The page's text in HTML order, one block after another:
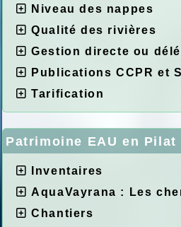
Niveau des nappes
Qualité des rivières
Gestion directe ou
Publications CCPR et
Tarification
Patrimoine EAU en Pilat
Inventaires
AquaVayrana : Les
Chantiers